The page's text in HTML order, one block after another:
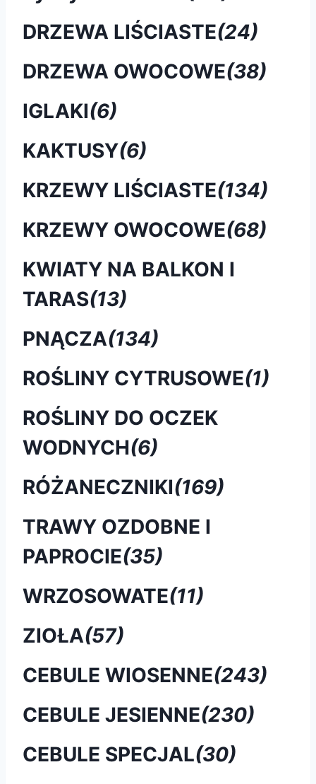
DRZEWA LIŚCIASTE(24)
DRZEWA OWOCOWE(38)
IGLAKI(6)
KAKTUSY(6)
KRZEWY LIŚCIASTE(134)
KRZEWY OWOCOWE(68)
KWIATY NA BALKON I
TARAS(13)
PNĄCZA(134)
ROŚLINY CYTRUSOWE(1)
ROŚLINY DO OCZEK
WODNYCH(6)
RÓŻANECZNIKI(169)
TRAWY OZDOBNE I
PAPROCIE(35)
WRZOSOWATE(11)
ZIOŁA(57)
CEBULE WIOSENNE(243)
CEBULE JESIENNE(230)
CEBULE SPECJAL(30)